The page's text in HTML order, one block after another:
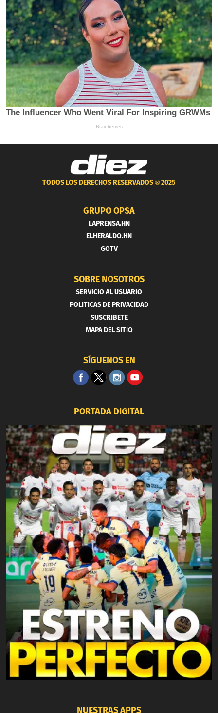
TODOS LOS DERECHOS RESERVADOS ®2025
GRUPO OPSA
LAPRENSA.HN
ELHERALDO.HN
GOTV
SOBRE NOSOTROS
SERVICIO AL USUARIO
POLITICAS DE PRIVACIDAD
SUSCRIBETE
MAPA DEL SITIO
SÍGUENOS EN
PORTADA DIGITAL
NUESTRAS APPS